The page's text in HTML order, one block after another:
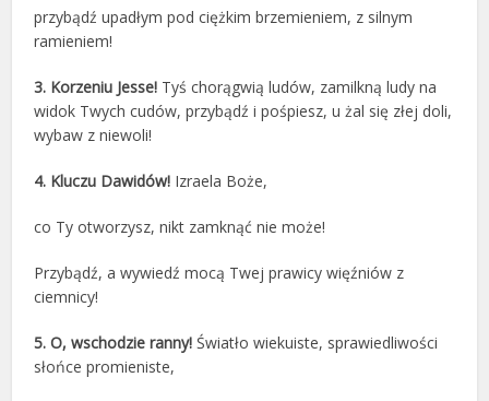
przybądź upadłym pod ciężkim brzemieniem, z silnym
ramieniem!
3. Korzeniu Jesse! Tyś chorągwią ludów, zamilkną ludy na
widok Twych cudów, przybądź i pośpiesz, u żal się złej doli,
wybaw z niewoli!
4. Kluczu Dawidów! Izraela Boże,
co Ty otworzysz, nikt zamknąć nie może!
Przybądź, a wywiedź mocą Twej prawicy więźniów z
ciemnicy!
5. O, wschodzie ranny! Światło wiekuiste, sprawiedliwości
słońce promieniste,